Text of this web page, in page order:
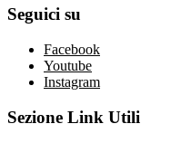
Seguici su
Facebook
Youtube
Instagram
Sezione Link Utili